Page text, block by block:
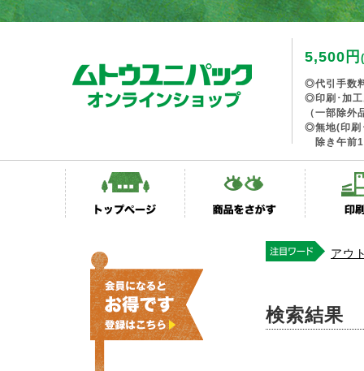
5,500円
◎代引手数
◎印刷･加工
（一部除外
◎無地(印刷
除き午前
アウ
検索結果